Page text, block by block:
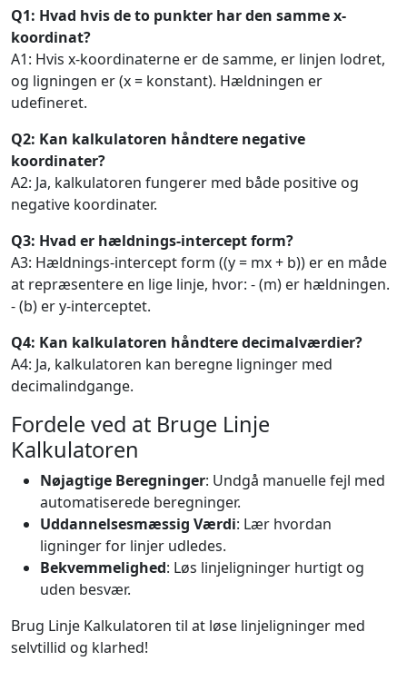
Q1: Hvad hvis de to punkter har den samme x-
koordinat?
A1: Hvis x-koordinaterne er de samme, er linjen lodret,
og ligningen er (x = konstant). Hældningen er
udefineret.
Q2: Kan kalkulatoren håndtere negative
koordinater?
A2: Ja, kalkulatoren fungerer med både positive og
negative koordinater.
Q3: Hvad er hældnings-intercept form?
A3: Hældnings-intercept form ((y = mx + b)) er en måde
at repræsentere en lige linje, hvor: - (m) er hældningen.
- (b) er y-interceptet.
Q4: Kan kalkulatoren håndtere decimalværdier?
A4: Ja, kalkulatoren kan beregne ligninger med
decimalindgange.
Fordele ved at Bruge Linje
Kalkulatoren
Nøjagtige Beregninger: Undgå manuelle fejl med
automatiserede beregninger.
Uddannelsesmæssig Værdi: Lær hvordan
ligninger for linjer udledes.
Bekvemmelighed: Løs linjeligninger hurtigt og
uden besvær.
Brug Linje Kalkulatoren til at løse linjeligninger med
selvtillid og klarhed!